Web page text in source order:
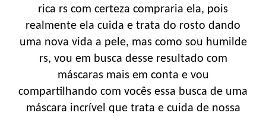
rica rs com certeza compraria ela, pois
realmente ela cuida e trata do rosto dando
uma nova vida a pele, mas como sou humilde
rs, vou em busca desse resultado com
máscaras mais em conta e vou
compartilhando com vocês essa busca de uma
máscara incrível que trata e cuida de nossa